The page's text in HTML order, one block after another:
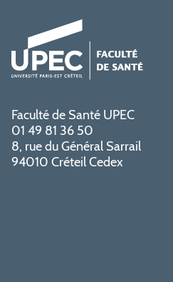
Faculté de Santé UPEC
01 49 81 36 50
8, rue du Général Sarrail
94010 Créteil Cedex